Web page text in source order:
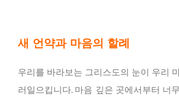
새 언약과 마음의 할례
우리를 바라보는 그리스도의 눈이 우리
러일으킵니다. 마음 깊은 곳에서부터 너